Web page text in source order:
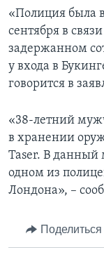
«Полиция была
сентября в
задержанном
у входа в
говорится в
«38-летний
в хранении
Taser. В данный
одном из
Лондона», –
Поделиться